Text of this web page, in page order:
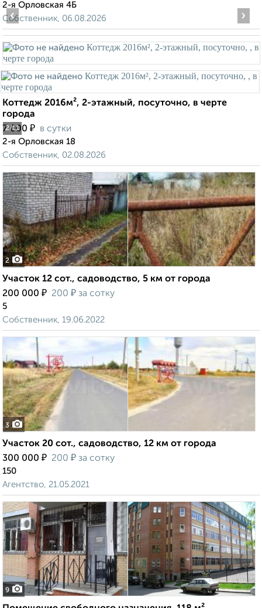
2-я Орловская 4Б
Собственник, 06.08.2026
2/11
‹ ›
Коттедж 2016м², 2-этажный, посуточно, в черте
города
7 000 ₽ в сутки
2-я Орловская 18
Собственник, 02.08.2026
2
Участок 12 сот., садоводство, 5 км от города
200 000 ₽ 200 ₽ за сотку
5
Собственник, 19.06.2022
3
Участок 20 сот., садоводство, 12 км от города
300 000 ₽ 200 ₽ за сотку
150
Агентство, 21.05.2021
9